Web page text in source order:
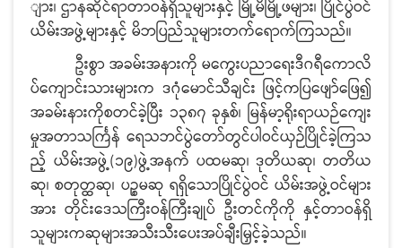
ျား၊ ဌာနဆိုင်ရာတာဝန်ရှိသူများနှင့် မြို့မိမြို့ဖများ၊ ပြိုင်ပွဲဝင်
ယိမ်းအဖွဲ့များနှင့် မိဘပြည်သူများတက်ရောက်ကြသည်။
ဦးစွာ အခမ်းအနားကို မကွေးပညာရေးဒီဂရီကောလိ
ပ်ကျောင်းသားများက ဒဂုံမောင်သီချင်း ဖြင့်ကပြဖျော်ဖြေ၍
အခမ်းနားကိုစတင်ခဲ့ပြီး ၁၃၈၇ ခုနှစ်၊ မြန်မာ့ရိုးရာယဉ်ကျေး
မှုအတာသင်္ကြန် ရေသဘင်ပွဲတော်တွင်ပါဝင်ယှဉ်ပြိုင်ခဲ့ကြသ
ည့် ယိမ်းအဖွဲ့(၁၉)ဖွဲ့အနက် ပထမဆု၊ ဒုတိယဆု၊ တတိယ
ဆု၊ စတုတ္ထဆု၊ ပဉ္စမဆု ရရှိသောပြိုင်ပွဲဝင် ယိမ်းအဖွဲ့ဝင်များ
အား တိုင်းဒေသကြီးဝန်ကြီးချုပ် ဦးတင်ကိုကို နှင့်တာဝန်ရှိ
သူများကဆုများအသီးသီးပေးအပ်ချီးမြှင့်ခဲ့သည်။